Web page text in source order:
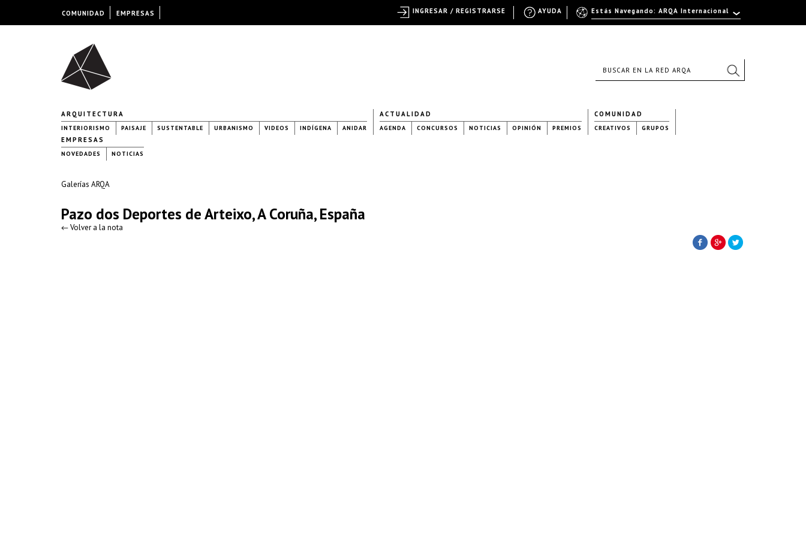
ARQUITECTURA
INTERIORISMO PAISAJE SUSTENTABLE URBANISMO VIDEOS INDÍGENA ANIDAR
ACTUALIDAD
AGENDA CONCURSOS NOTICIAS OPINIÓN PREMIOS
COMUNIDAD
CREATIVOS GRUPOS
EMPRESAS
NOVEDADES NOTICIAS
Galerías ARQA
Pazo dos Deportes de Arteixo, A Coruña, España
← Volver a la nota
COMUNIDAD EMPRESAS Estás Navegando: ARQA Internacional
AYUDA
INGRESAR / REGISTRARSE